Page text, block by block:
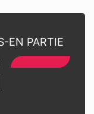
EN PARTIE